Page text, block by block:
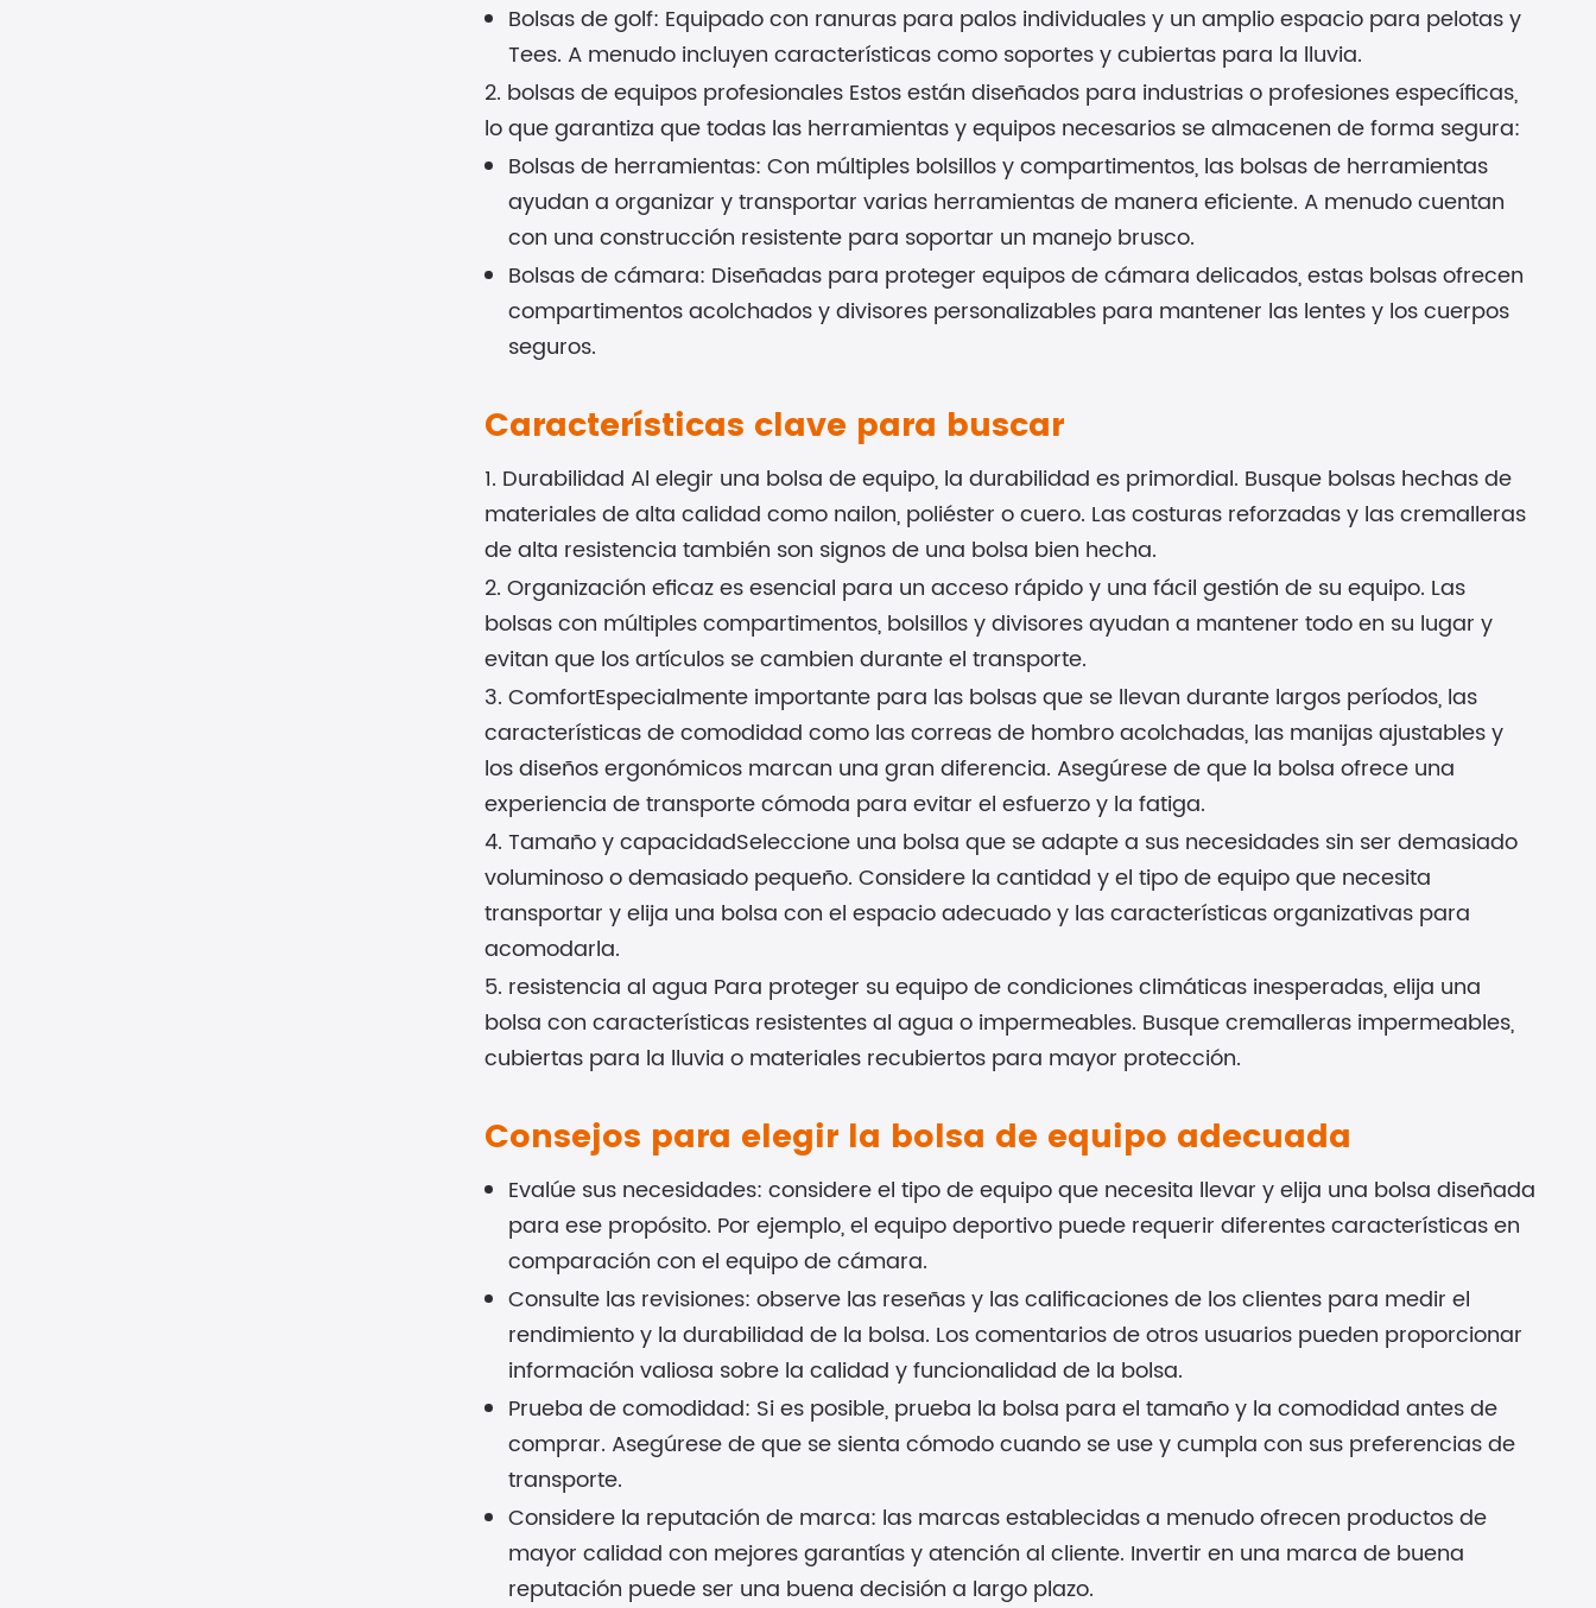
Bolsas de golf: Equipado con ranuras para palos individuales y un amplio espacio para pelotas y
Tees. A menudo incluyen características como soportes y cubiertas para la lluvia.
2. bolsas de equipos profesionales Estos están diseñados para industrias o profesiones específicas,
lo que garantiza que todas las herramientas y equipos necesarios se almacenen de forma segura:
Bolsas de herramientas: Con múltiples bolsillos y compartimentos, las bolsas de herramientas
ayudan a organizar y transportar varias herramientas de manera eficiente. A menudo cuentan
con una construcción resistente para soportar un manejo brusco.
Bolsas de cámara: Diseñadas para proteger equipos de cámara delicados, estas bolsas ofrecen
compartimentos acolchados y divisores personalizables para mantener las lentes y los cuerpos
seguros.
Características clave para buscar
1. Durabilidad Al elegir una bolsa de equipo, la durabilidad es primordial. Busque bolsas hechas de
materiales de alta calidad como nailon, poliéster o cuero. Las costuras reforzadas y las cremalleras
de alta resistencia también son signos de una bolsa bien hecha.
2. Organización eficaz es esencial para un acceso rápido y una fácil gestión de su equipo. Las
bolsas con múltiples compartimentos, bolsillos y divisores ayudan a mantener todo en su lugar y
evitan que los artículos se cambien durante el transporte.
3. ComfortEspecialmente importante para las bolsas que se llevan durante largos períodos, las
características de comodidad como las correas de hombro acolchadas, las manijas ajustables y
los diseños ergonómicos marcan una gran diferencia. Asegúrese de que la bolsa ofrece una
experiencia de transporte cómoda para evitar el esfuerzo y la fatiga.
4. Tamaño y capacidadSeleccione una bolsa que se adapte a sus necesidades sin ser demasiado
voluminoso o demasiado pequeño. Considere la cantidad y el tipo de equipo que necesita
transportar y elija una bolsa con el espacio adecuado y las características organizativas para
acomodarla.
5. resistencia al agua Para proteger su equipo de condiciones climáticas inesperadas, elija una
bolsa con características resistentes al agua o impermeables. Busque cremalleras impermeables,
cubiertas para la lluvia o materiales recubiertos para mayor protección.
Consejos para elegir la bolsa de equipo adecuada
Evalúe sus necesidades: considere el tipo de equipo que necesita llevar y elija una bolsa diseñada
para ese propósito. Por ejemplo, el equipo deportivo puede requerir diferentes características en
comparación con el equipo de cámara.
Consulte las revisiones: observe las reseñas y las calificaciones de los clientes para medir el
rendimiento y la durabilidad de la bolsa. Los comentarios de otros usuarios pueden proporcionar
información valiosa sobre la calidad y funcionalidad de la bolsa.
Prueba de comodidad: Si es posible, prueba la bolsa para el tamaño y la comodidad antes de
comprar. Asegúrese de que se sienta cómodo cuando se use y cumpla con sus preferencias de
transporte.
Considere la reputación de marca: las marcas establecidas a menudo ofrecen productos de
mayor calidad con mejores garantías y atención al cliente. Invertir en una marca de buena
reputación puede ser una buena decisión a largo plazo.